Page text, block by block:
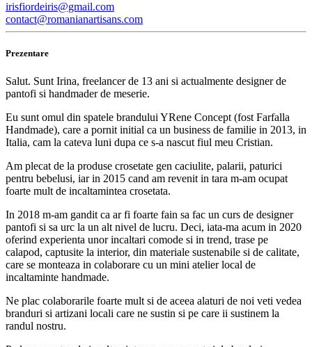
irisfiordeiris@gmail.com
contact@romanianartisans.com
Prezentare
Salut. Sunt Irina, freelancer de 13 ani si actualmente designer de
pantofi si handmader de meserie.
Eu sunt omul din spatele brandului YRene Concept (fost Farfalla
Handmade), care a pornit initial ca un business de familie in 2013, in
Italia, cam la cateva luni dupa ce s-a nascut fiul meu Cristian.
Am plecat de la produse crosetate gen caciulite, palarii, paturici
pentru bebelusi, iar in 2015 cand am revenit in tara m-am ocupat
foarte mult de incaltamintea crosetata.
In 2018 m-am gandit ca ar fi foarte fain sa fac un curs de designer
pantofi si sa urc la un alt nivel de lucru. Deci, iata-ma acum in 2020
oferind experienta unor incaltari comode si in trend, trase pe
calapod, captusite la interior, din materiale sustenabile si de calitate,
care se monteaza in colaborare cu un mini atelier local de
incaltaminte handmade.
Ne plac colaborarile foarte mult si de aceea alaturi de noi veti vedea
branduri si artizani locali care ne sustin si pe care ii sustinem la
randul nostru.